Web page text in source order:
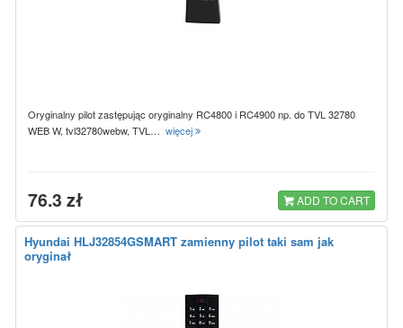
Oryginalny pilot zastępując oryginalny RC4800 i RC4900 np. do TVL 32780
WEB W, tvl32780webw, TVL… więcej
76.3 zł ADD TO CART
Hyundai HLJ32854GSMART zamienny pilot taki sam jak
oryginał